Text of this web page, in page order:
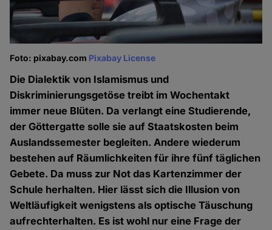
Foto: pixabay.com Pixabay License
Die Dialektik von Islamismus und
Diskriminierungsgetöse treibt im Wochentakt
immer neue Blüten. Da verlangt eine Studierende,
der Göttergatte solle sie auf Staatskosten beim
Auslandssemester begleiten. Andere wiederum
bestehen auf Räumlichkeiten für ihre fünf täglichen
Gebete. Da muss zur Not das Kartenzimmer der
Schule herhalten. Hier lässt sich die Illusion von
Weltläufigkeit wenigstens als optische Täuschung
aufrechterhalten. Es ist wohl nur eine Frage der